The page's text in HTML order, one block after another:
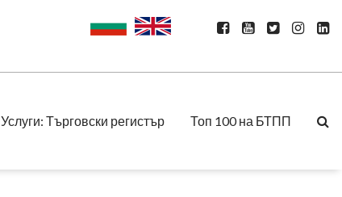
Услуги: Търговски регистър Топ 100 на БТПП